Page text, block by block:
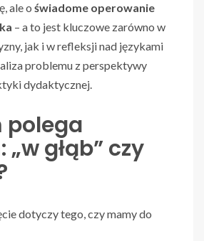
ale o świadome operowanie
– a to jest kluczowe zarówno w
jak i w refleksji nad językami
problemu z perspektywy
dydaktycznej.
polega
głąb” czy
dotyczy tego, czy mamy do